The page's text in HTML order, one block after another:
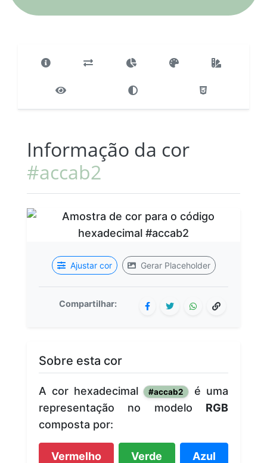
Informação da cor
#accab2
Ajustar cor Gerar Placeholder
Compartilhar:
Sobre esta cor
A cor hexadecimal #accab2
é uma
representação no modelo RGB
composta por:
Vermelho Verde Azul